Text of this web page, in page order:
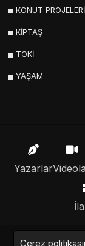
KONUT PROJELERİ
KİPTAŞ
TOKİ
YAŞAM
Yazarlar
Çerez